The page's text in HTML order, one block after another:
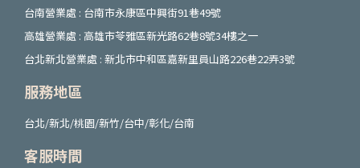
台南營業處 : 台南市永康區中興街91巷49號
高雄營業處 : 高雄市苓雅區新光路62巷8號34樓之一
台北新北營業處 : 新北市中和區嘉新里員山路226巷22弄3號
服務地區
台北/新北/桃園/新竹/台中/彰化/台南
客服時間